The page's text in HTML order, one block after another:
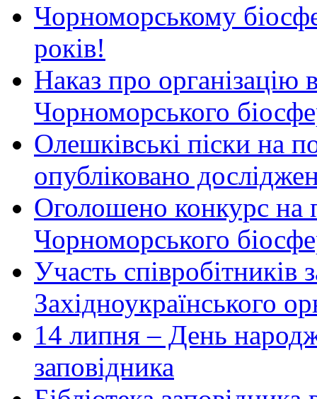
Чорноморському
років!
Наказ про організацію
Чорноморського
Олешківські піски на
опубліковано
Оголошено конкурс на
Чорноморського
Участь співробітників
Західноукраїнського
14 липня – День
заповідника